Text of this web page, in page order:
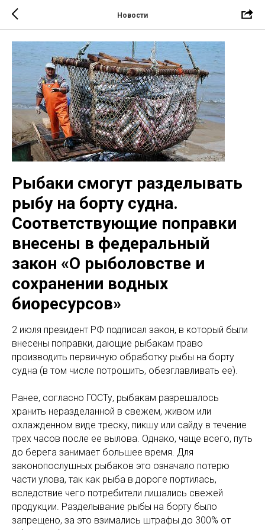
Новости
Рыбаки смогут разделывать
рыбу на борту судна.
Соответствующие поправки
внесены в федеральный
закон «О рыболовстве и
сохранении водных
биоресурсов»
2 июля президент РФ подписал закон, в который были
внесены поправки, дающие рыбакам право
производить первичную обработку рыбы на борту
судна (в том числе потрошить, обезглавливать ее).
Ранее, согласно ГОСТу, рыбакам разрешалось
хранить неразделанной в свежем, живом или
охлажденном виде треску, пикшу или сайду в течение
трех часов после ее вылова. Однако, чаще всего, путь
до берега занимает большее время. Для
законопослушных рыбаков это означало потерю
части улова, так как рыба в дороге портилась,
вследствие чего потребители лишались свежей
продукции. Разделывание рыбы на борту было
запрещено, за это взимались штрафы до 300% от